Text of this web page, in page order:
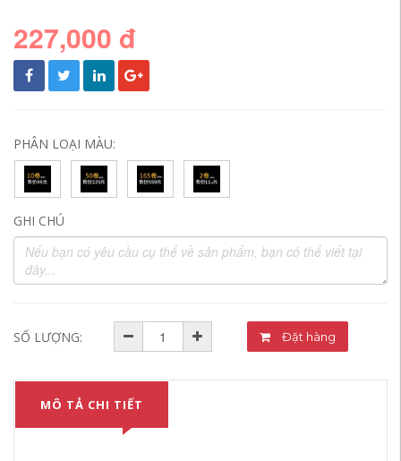
227,000 đ
PHÂN LOẠI MÀU:
GHI CHÚ
SỐ LƯỢNG: Đặt hàng
MÔ TẢ CHI TIẾT